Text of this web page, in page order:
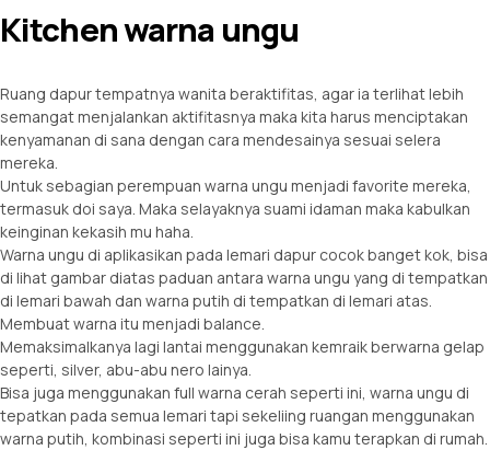
Kitchen warna ungu
Ruang dapur tempatnya wanita beraktifitas, agar ia terlihat lebih
semangat menjalankan aktifitasnya maka kita harus menciptakan
kenyamanan di sana dengan cara mendesainya sesuai selera
mereka.
Untuk sebagian perempuan warna ungu menjadi favorite mereka,
termasuk doi saya. Maka selayaknya suami idaman maka kabulkan
keinginan kekasih mu haha.
Warna ungu di aplikasikan pada lemari dapur cocok banget kok, bisa
di lihat gambar diatas paduan antara warna ungu yang di tempatkan
di lemari bawah dan warna putih di tempatkan di lemari atas.
Membuat warna itu menjadi balance.
Memaksimalkanya lagi lantai menggunakan kemraik berwarna gelap
seperti, silver, abu-abu nero lainya.
Bisa juga menggunakan full warna cerah seperti ini, warna ungu di
tepatkan pada semua lemari tapi sekeliing ruangan menggunakan
warna putih, kombinasi seperti ini juga bisa kamu terapkan di rumah.